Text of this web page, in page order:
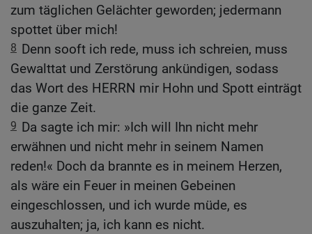
zum täglichen Gelächter geworden; jedermann
spottet über mich!
8 Denn sooft ich rede, muss ich schreien, muss
Gewalttat und Zerstörung ankündigen, sodass
das Wort des HERRN mir Hohn und Spott einträgt
die ganze Zeit.
9 Da sagte ich mir: »Ich will Ihn nicht mehr
erwähnen und nicht mehr in seinem Namen
reden!« Doch da brannte es in meinem Herzen,
als wäre ein Feuer in meinen Gebeinen
eingeschlossen, und ich wurde müde, es
auszuhalten; ja, ich kann es nicht.